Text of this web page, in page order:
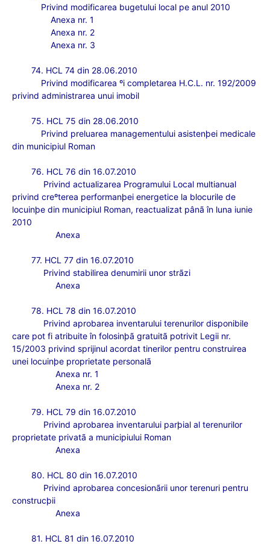
Privind modificarea bugetului local pe anul 2010
Anexa nr. 1
Anexa nr. 2
Anexa nr. 3
74. HCL 74 din 28.06.2010
Privind modificarea ºi completarea H.C.L. nr. 192/2009
privind administrarea unui imobil
75. HCL 75 din 28.06.2010
Privind preluarea managementului asistenþei medicale
din municipiul Roman
76. HCL 76 din 16.07.2010
Privind actualizarea Programului Local multianual
privind creºterea performanþei energetice la blocurile de
locuinþe din municipiul Roman, reactualizat pânã în luna iunie
2010
Anexa
77. HCL 77 din 16.07.2010
Privind stabilirea denumirii unor strãzi
Anexa
78. HCL 78 din 16.07.2010
Privind aprobarea inventarului terenurilor disponibile
care pot fi atribuite în folosinþã gratuitã potrivit Legii nr.
15/2003 privind sprijinul acordat tinerilor pentru construirea
unei locuinþe proprietate personalã
Anexa nr. 1
Anexa nr. 2
79. HCL 79 din 16.07.2010
Privind aprobarea inventarului parþial al terenurilor
proprietate privatã a municipiului Roman
Anexa
80. HCL 80 din 16.07.2010
Privind aprobarea concesionãrii unor terenuri pentru
construcþii
Anexa
81. HCL 81 din 16.07.2010